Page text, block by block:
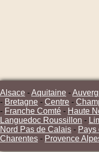
Alsace -Aquitaine -
- Bretagne - Centre -
- Franche Comté - Haute
Languedoc Roussillon -
Nord Pas de Calais - Pays
Charentes - Provence